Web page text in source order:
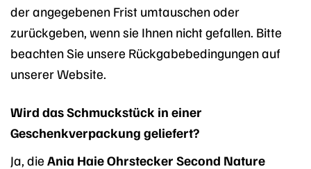
der angegebenen Frist umtauschen oder
zurückgeben, wenn sie Ihnen nicht gefallen. Bitte
beachten Sie unsere Rückgabebedingungen auf
unserer Website.
Wird das Schmuckstück in einer
Geschenkverpackung geliefert?
Ja, die Ania Haie Ohrstecker Second Nature